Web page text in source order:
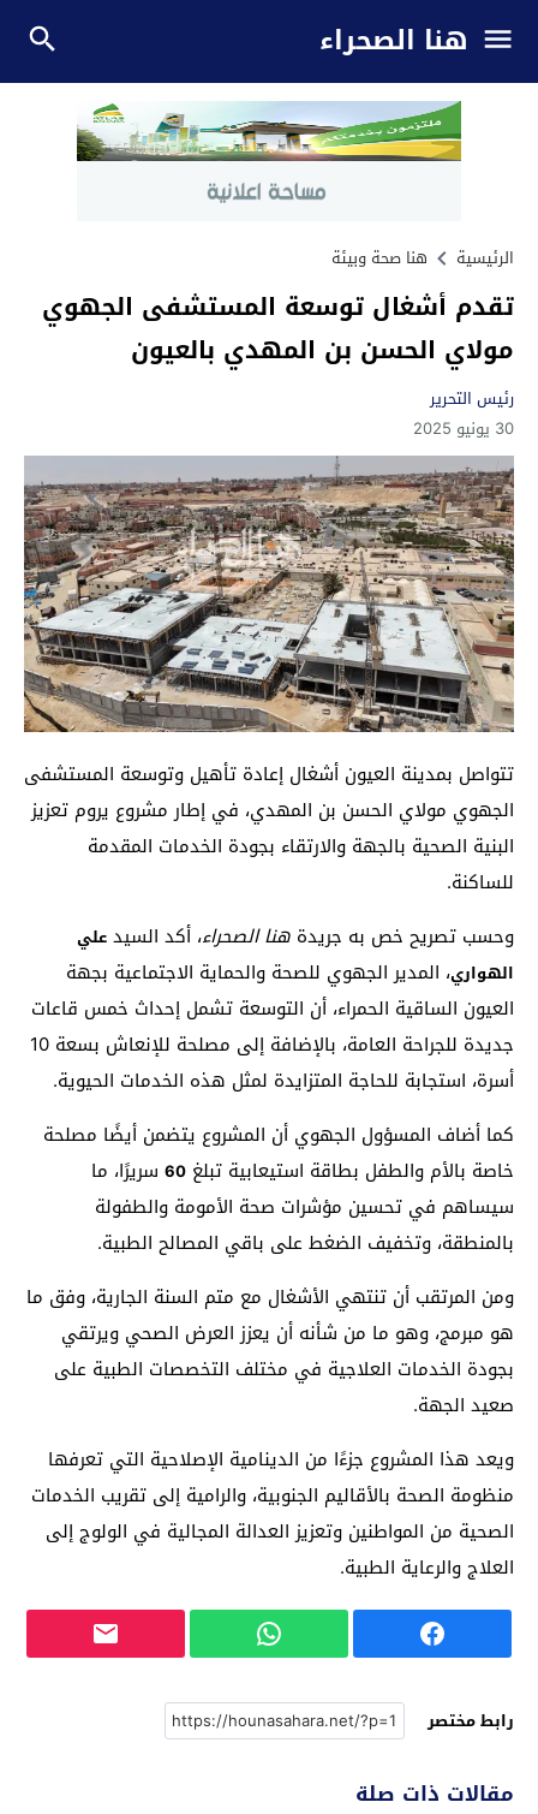
هنا الصحراء
الرئيسية هنا صحة وبيئة
تقدم أشغال توسعة المستشفى الجهوي
مولاي الحسن بن المهدي بالعيون
رئيس التحرير
30 يونيو 2025
تتواصل بمدينة العيون أشغال إعادة تأهيل وتوسعة المستشفى
الجهوي مولاي الحسن بن المهدي، في إطار مشروع يروم تعزيز
البنية الصحية بالجهة والارتقاء بجودة الخدمات المقدمة
للساكنة.
وحسب تصريح خص به جريدة هنا الصحراء، أكد السيد علي
الهواري، المدير الجهوي للصحة والحماية الاجتماعية بجهة
العيون الساقية الحمراء، أن التوسعة تشمل إحداث خمس قاعات
جديدة للجراحة العامة، بالإضافة إلى مصلحة للإنعاش بسعة 10
أسرة، استجابة للحاجة المتزايدة لمثل هذه الخدمات الحيوية.
كما أضاف المسؤول الجهوي أن المشروع يتضمن أيضًا مصلحة
خاصة بالأم والطفل بطاقة استيعابية تبلغ 60 سريرًا، ما
سيساهم في تحسين مؤشرات صحة الأمومة والطفولة
بالمنطقة، وتخفيف الضغط على باقي المصالح الطبية.
ومن المرتقب أن تنتهي الأشغال مع متم السنة الجارية، وفق ما
هو مبرمج، وهو ما من شأنه أن يعزز العرض الصحي ويرتقي
بجودة الخدمات العلاجية في مختلف التخصصات الطبية على
صعيد الجهة.
ويعد هذا المشروع جزءًا من الدينامية الإصلاحية التي تعرفها
منظومة الصحة بالأقاليم الجنوبية، والرامية إلى تقريب الخدمات
الصحية من المواطنين وتعزيز العدالة المجالية في الولوج إلى
العلاج والرعاية الطبية.
رابط مختصر
مقالات ذات صلة